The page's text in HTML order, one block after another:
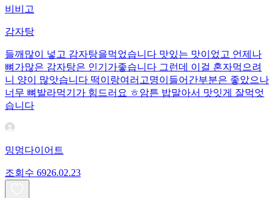
비비고
감자탕
들깨많이 넣고 감자탕을먹었습니다 맛있는 맛이었고 언제나
뼈가많은 감자탕은 인기가좋습니다 그런데 이걸 혼자먹으려
니 양이 많앗습니다 떡이랑여러고명이들어간부분은 좋았으나
너무 뼈발라먹기가 힘드러요 ㅎ암튼 밥말아서 맛잇게 잘먹엇
습니다
밍멍다이어트
조회수 6926.02.23